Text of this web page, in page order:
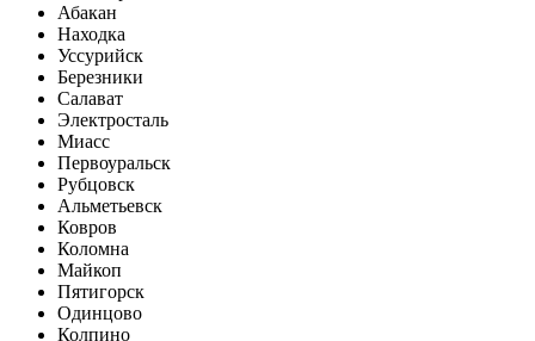
Абакан
Находка
Уссурийск
Березники
Салават
Электросталь
Миасс
Первоуральск
Рубцовск
Альметьевск
Ковров
Коломна
Майкоп
Пятигорск
Одинцово
Колпино